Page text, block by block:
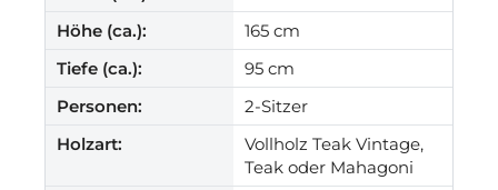
Höhe (ca.):
165 cm
Tiefe (ca.):
95 cm
Personen:
2-Sitzer
Holzart:
Vollholz Teak Vintage,
Teak oder Mahagoni